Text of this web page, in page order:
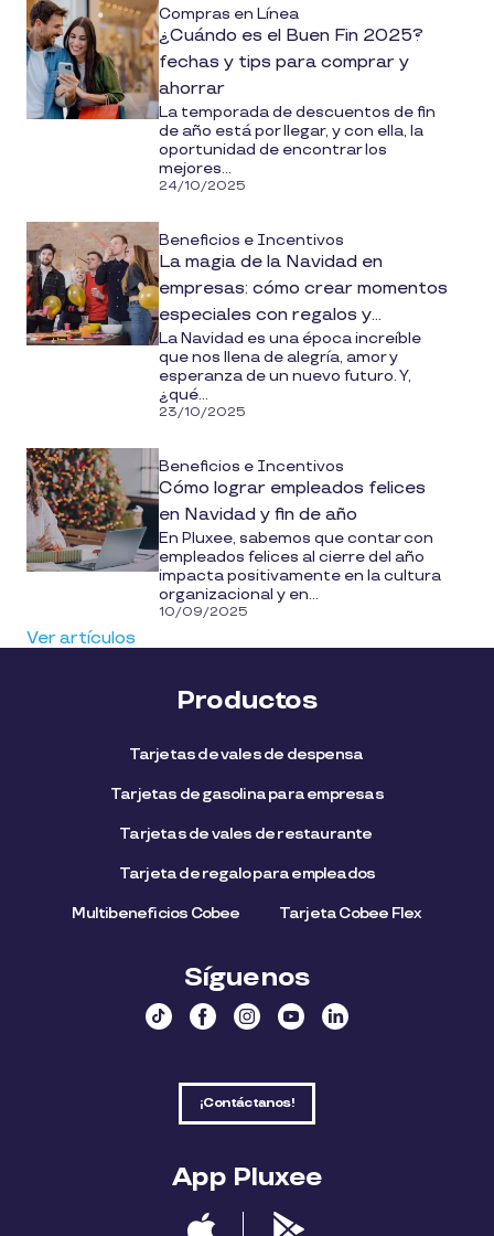
Compras en Línea
¿Cuándo es el Buen Fin 2025?
fechas y tips para comprar y
ahorrar
La temporada de descuentos de fin
de año está por llegar, y con ella, la
oportunidad de encontrar los
mejores...
24/10/2025
Beneficios e Incentivos
La magia de la Navidad en
empresas: cómo crear momentos
especiales con regalos y
reconocimiento laboral
La Navidad es una época increíble
que nos llena de alegría, amor y
esperanza de un nuevo futuro. Y,
¿qué...
23/10/2025
Beneficios e Incentivos
Cómo lograr empleados felices
en Navidad y fin de año
En Pluxee, sabemos que contar con
empleados felices al cierre del año
impacta positivamente en la cultura
organizacional y en...
10/09/2025
Ver artículos
Productos
Tarjetas de vales de despensa
Tarjetas de gasolina para empresas
Tarjetas de vales de restaurante
Tarjeta de regalo para empleados​
Multibeneficios Cobee Tarjeta Cobee Flex
Síguenos
¡Contáctanos!
App Pluxee